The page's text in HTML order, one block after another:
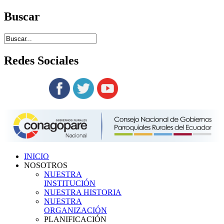
Buscar
Redes Sociales
INICIO
NOSOTROS
NUESTRA
INSTITUCIÓN
NUESTRA HISTORIA
NUESTRA
ORGANIZACIÓN
PLANIFICACIÓN